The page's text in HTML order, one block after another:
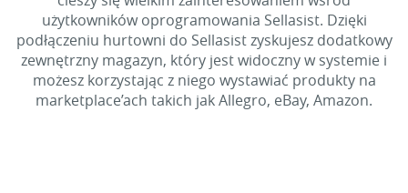
użytkowników oprogramowania Sellasist. Dzięki
podłączeniu hurtowni do Sellasist zyskujesz dodatkowy
zewnętrzny magazyn, który jest widoczny w systemie i
możesz korzystając z niego wystawiać produkty na
marketplace’ach takich jak Allegro, eBay, Amazon.